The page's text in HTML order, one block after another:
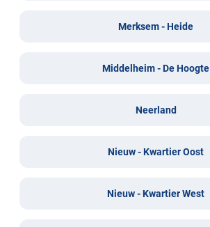
Merksem - Heide
Middelheim - De Hoogte
Neerland
Nieuw - Kwartier Oost
Nieuw - Kwartier West